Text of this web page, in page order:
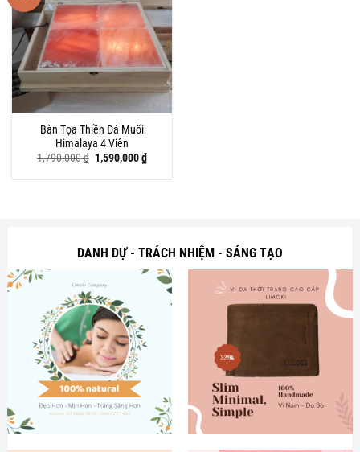
Bàn Tọa Thiền Đá Muối
Himalaya 4 Viên
1,790,000₫ Giá
gốc
là:
1,590,000₫Giá
hiện
tại
DANH DỰ - TRÁCH NHIỆM - SÁNG TẠO